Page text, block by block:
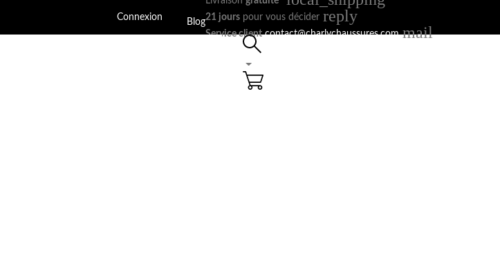
Connexion Blog
21 jourspour vous décider reply
Service client contact@charlychaussures.com mail